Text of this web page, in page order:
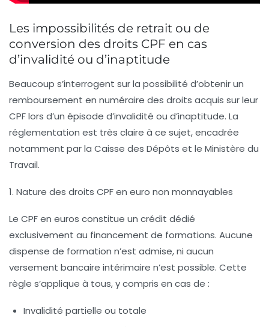
Les impossibilités de retrait ou de
conversion des droits CPF en cas
d’invalidité ou d’inaptitude
Beaucoup s’interrogent sur la possibilité d’obtenir un
remboursement en numéraire des droits acquis sur leur
CPF lors d’un épisode d’invalidité ou d’inaptitude. La
réglementation est très claire à ce sujet, encadrée
notamment par la Caisse des Dépôts et le Ministère du
Travail.
1. Nature des droits CPF en euro non monnayables
Le CPF en euros constitue un crédit dédié
exclusivement au financement de formations. Aucune
dispense de formation n’est admise, ni aucun
versement bancaire intérimaire n’est possible. Cette
règle s’applique à tous, y compris en cas de :
Invalidité partielle ou totale